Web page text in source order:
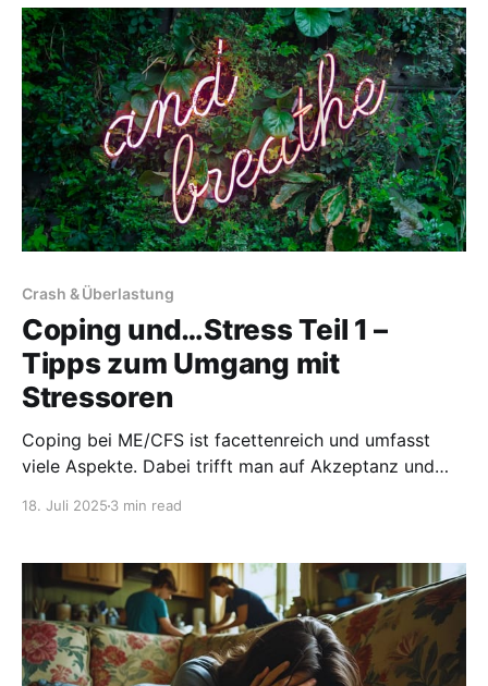
Betroffene diese Stressoren erkennen und bewältigen
können, um eine Verschlechterung der Symptome zu
vermeiden. Praktische Coping-Tipps bieten dabei
wertvolle
Crash & Überlastung
Coping und…Stress Teil 1 –
Tipps zum Umgang mit
Stressoren
Coping bei ME/CFS ist facettenreich und umfasst
viele Aspekte. Dabei trifft man auf Akzeptanz und
Begleitung wünschenswert. Allerdings hat der
„Nachgefragt #2“-Beitrag gezeigt, dass es gar nicht
so
18. Juli 2025 3 min read